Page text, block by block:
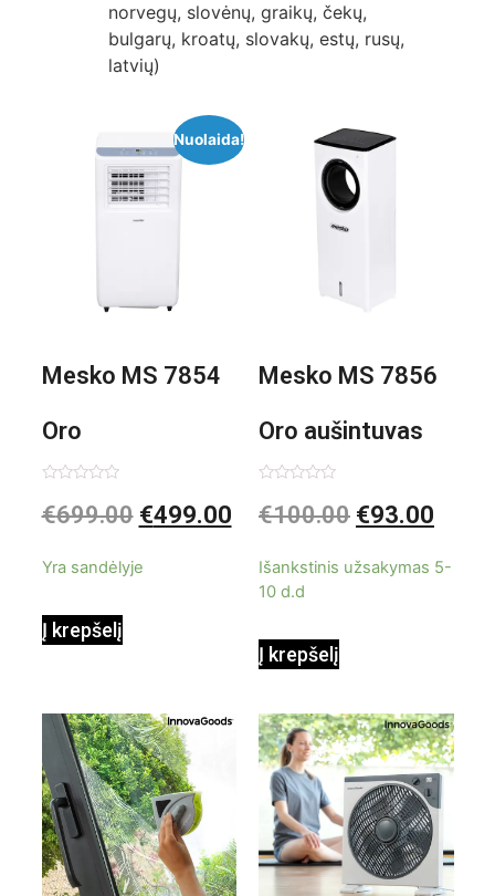
norvegų, slovėnų, graikų, čekų,
bulgarų, kroatų, slovakų, estų, rusų,
latvių)
Nuolaida!
Mesko MS 7854
Oro
kondicionierius
0
iš
€699.00 €499.00
Yra sandėlyje
Į krepšelį
Mesko MS 7856
Oro aušintuvas
be ašmenų 3in1
0
iš
€100.00 €93.00
Išankstinis užsakymas 5-
10 d.d
Į krepšelį